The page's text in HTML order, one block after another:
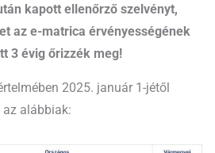
kapott ellenőrző szelvényt,
az e-matrica érvényességének
3 évig őrizzék meg!
2025. január 1-jétől
az alábbiak: